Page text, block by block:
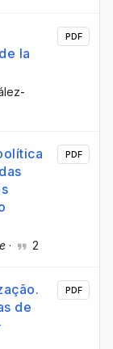
la
PDF
· 2
PDF
de
PDF